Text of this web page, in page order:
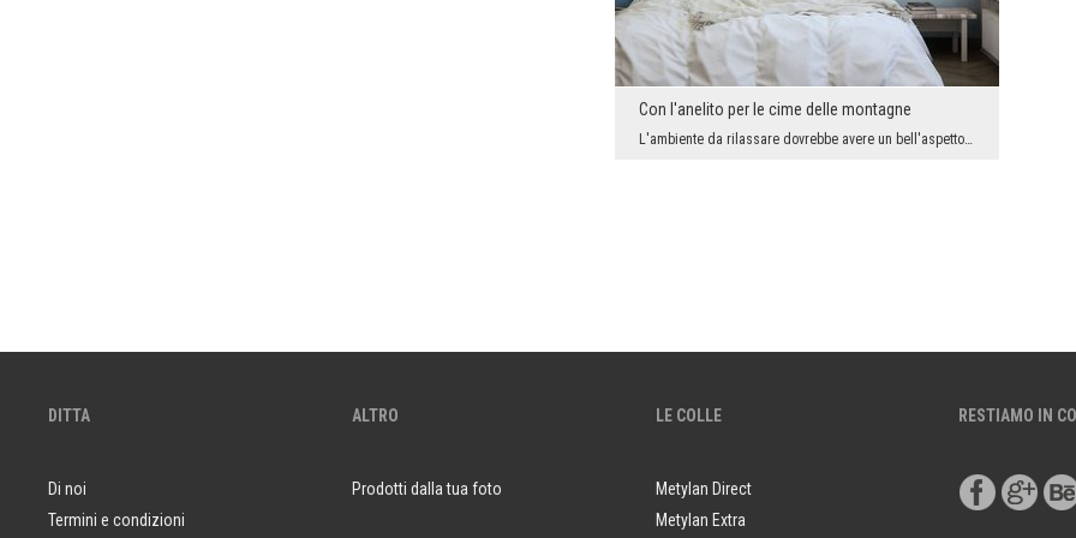
Con l'anelito per le cime delle montagne
DITTA
Di noi
Termini e condizioni
ALTRO
Prodotti dalla tua foto
LE COLLE
Metylan Direct
Metylan Extra
RESTIAMO IN